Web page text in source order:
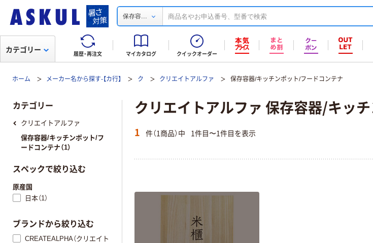
保存容...
履歴・再注文 マイカタログ クイックオーダー
カテゴリー
ホーム メーカー名から探す-【カ行】 ク クリエイトアルファ 保存容器/キッチンポット/フードコンテナ
クリエイトアルファ 保存容器/キッ
1 件（1商品）中 1件目〜1件目を表示
カテゴリー
クリエイトアルファ
保存容器/キッチンポット/フ
ードコンテナ（1）
スペックで絞り込む
原産国
日本（1）
ブランドから絞り込む
CREATEALPHA（クリエイト